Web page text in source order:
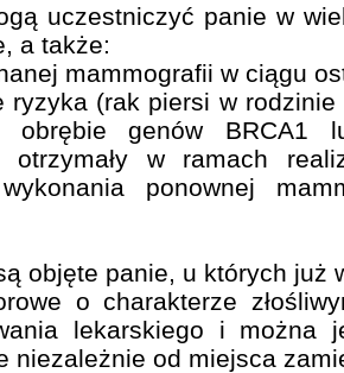
uczestniczyć panie w
a także:
mammografii w ciągu
ryzyka (rak piersi w
obrębie genów BRCA1
otrzymały w ramach
ponownej
objęte panie, u których już
o charakterze
lekarskiego i można
niezależnie od miejsca